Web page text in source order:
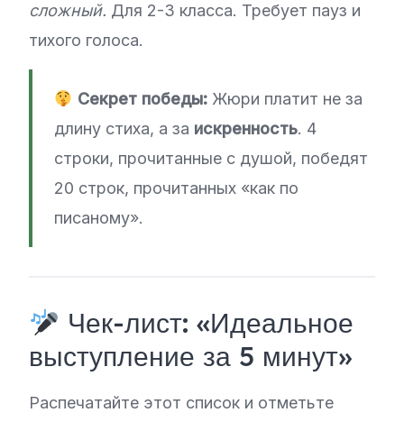
сложный. Для 2-3 класса. Требует пауз и
тихого голоса.
Секрет победы:Жюри платит не за
длину стиха, а за искренность. 4
строки, прочитанные с душой, победят
20 строк, прочитанных «как по
писаному».
Чек-лист: «Идеальное
выступление за 5 минут»
Распечатайте этот список и отметьте